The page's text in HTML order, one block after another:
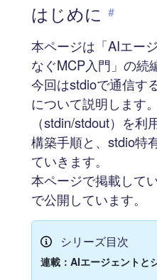
はじめに #
本ページは「AIエー
なぐMCP入門」の続
今回はstdioで通信す
について説明します
（stdin/stdout）を
構築手順と、stdio特
ていきます。
本ページで掲載して
で公開しています。
シリーズ目次
連載：AIエージェントと